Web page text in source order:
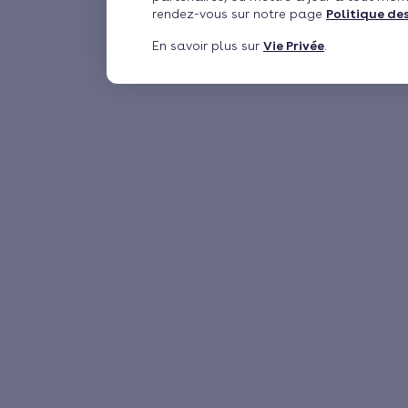
rendez-vous sur notre page Politique
En savoir plus sur Vie Privée